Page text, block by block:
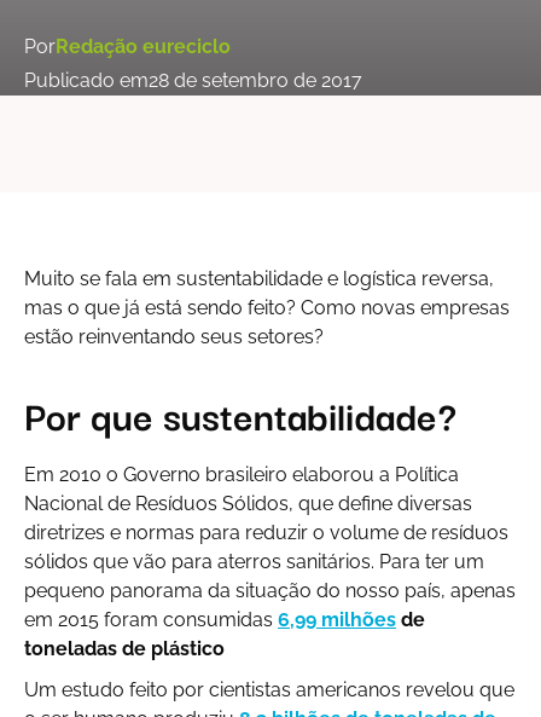
PorRedação eureciclo
Publicado em28 de setembro de 2017
Muito se fala em sustentabilidade e logística reversa,
mas o que já está sendo feito? Como novas empresas
estão reinventando seus setores?
Por que sustentabilidade?
Em 2010 o Governo brasileiro elaborou a Política
Nacional de Resíduos Sólidos, que define diversas
diretrizes e normas para reduzir o volume de resíduos
sólidos que vão para aterros sanitários. Para ter um
pequeno panorama da situação do nosso país, apenas
em 2015 foram consumidas 6,99 milhões de
toneladas de plástico
Um estudo feito por cientistas americanos revelou que